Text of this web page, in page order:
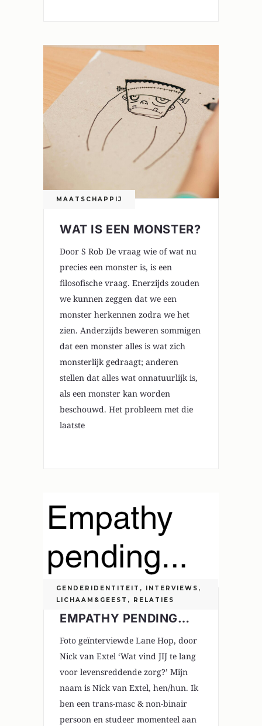
MAATSCHAPPIJ
WAT IS EEN MONSTER?
Door S Rob De vraag wie of wat nu
precies een monster is, is een
filosofische vraag. Enerzijds zouden
we kunnen zeggen dat we een
monster herkennen zodra we het
zien. Anderzijds beweren sommigen
dat een monster alles is wat zich
monsterlijk gedraagt; anderen
stellen dat alles wat onnatuurlijk is,
als een monster kan worden
beschouwd. Het probleem met die
laatste
GENDERIDENTITEIT , INTERVIEWS ,
LICHAAM&GEEST , RELATIES
EMPATHY PENDING…
Foto geïnterviewde Lane Hop, door
Nick van Extel ‘Wat vind JIJ te lang
voor levensreddende zorg?’ Mijn
naam is Nick van Extel, hen/hun. Ik
ben een trans-masc & non-binair
persoon en studeer momenteel aan